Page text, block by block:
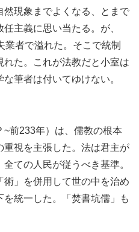
現象までよくなる、とまで
主義に思い当たる。が、
者で溢れた。そこで統制
た。これが法教だと小室は
筆者は付いてゆけない。
~前233年） は、儒教の根本
視を主張した。法は君主が
ての人民が従うべき基準。
」を併用して世の中を治め
を統一した。「焚書坑儒」も